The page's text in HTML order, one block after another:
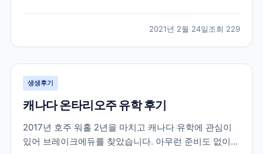
가야지 마음먹고 상담 신청하고 찾아 갔었는데 열정을
다하여 상담을 해 주셨습니다. 불안감에 가득차고...
2021년 2월 24일조회 229
생생후기
캐나다 온타리오주 유학 후기
2017년 호주 워홀 2년을 마치고 캐나다 유학에 관심이
있어 브레이크에듀를 찾았습니다. 아무런 준비도 없이